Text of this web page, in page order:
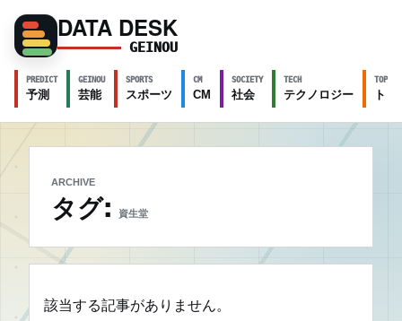
DATA DESK
GEINOU
PREDICT
予測
GEINOU
芸能
SPORTS
スポーツ
CM
CM
SOCIETY
社会
TECH
テクノロジー
TOPICS
ト
ARCHIVE
タグ: 資生堂
該当する記事がありません。